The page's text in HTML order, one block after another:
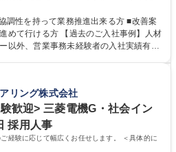
・営業所内で発生する事務業務や業務改
能です。業務システムがきちんと構築さ
慣れることができる環境です。また、
業事務 ※未経験可
調性を持って業務推進出来る方 ■改善案
めて行ける方 【過去のご入社事例】人材
以外、営業事務未経験者の入社実績有
せ、能動的なサポート、改善の動きも期
ストとして、チームに貢献し、結果的に
ができます。平均19:30の退勤以降の業
リハリのある働き方となります。 学
短大 語学力： 資格：
リング株式会社
歓迎> 三菱電機G・社会イン
採用人事
経験に応じて幅広くお任せします。 ＜具体的に